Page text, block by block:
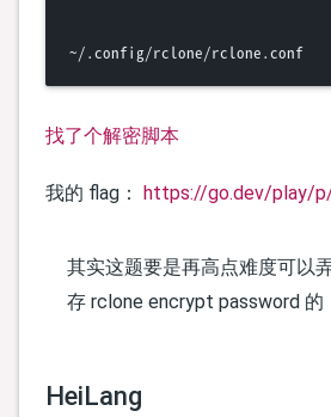
找了个解密脚本
我的 flag： https://go.dev/play/
其实这题要是再高点难度可以
存 rclone encrypt password 的
HeiLang